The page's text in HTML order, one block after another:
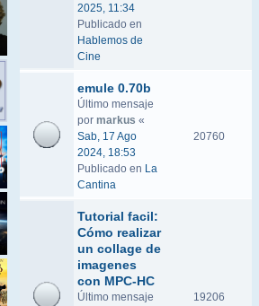
2025, 11:34
Publicado en
Hablemos de
Cine
emule 0.70b
Último mensaje
por markus «
Sab, 17 Ago
2024, 18:53
Publicado en La
Cantina
20760
Tutorial facil:
Cómo realizar
un collage de
imagenes
con MPC-HC
Último mensaje
19206